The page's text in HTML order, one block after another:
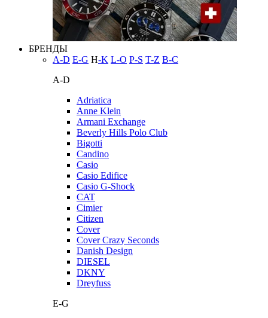
БРЕНДЫ
A-D E-G H-K L-O P-S T-Z В-С
A-D
Adriatica
Anne Klein
Armani Exchange
Beverly Hills Polo Club
Bigotti
Candino
Casio
Casio Edifice
Casio G-Shock
CAT
Cimier
Citizen
Cover
Cover Crazy Seconds
Danish Design
DIESEL
DKNY
Dreyfuss
E-G